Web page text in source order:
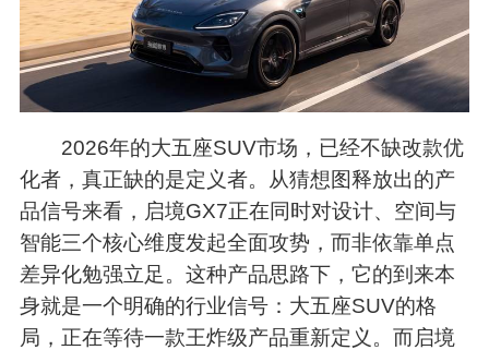
2026年的大五座SUV市场，已经不缺改款优
化者，真正缺的是定义者。从猜想图释放出的产
品信号来看，启境GX7正在同时对设计、空间与
智能三个核心维度发起全面攻势，而非依靠单点
差异化勉强立足。这种产品思路下，它的到来本
身就是一个明确的行业信号：大五座SUV的格
局，正在等待一款王炸级产品重新定义。而启境